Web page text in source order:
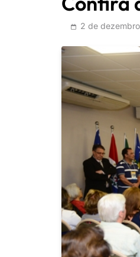
2 de